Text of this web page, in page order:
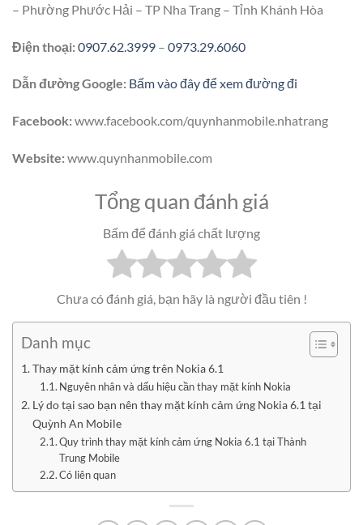
– Phường Phước Hải – TP Nha Trang – Tỉnh Khánh Hòa
Điện thoại:0907.62.3999 – 0973.29.6060
Dẫn đường Google: Bấm vào đây để xem đường đi
Facebook:www.facebook.com/quynhanmobile.nhatrang
Website:www.quynhanmobile.com
Tổng quan đánh giá
Bấm để đánh giá chất lượng
Chưa có đánh giá, bạn hãy là người đầu tiên !
Danh mục
Thay mặt kính cảm ứng trên Nokia 6.1
Nguyên nhân và dấu hiệu cần thay mặt kính Nokia
Lý do tại sao bạn nên thay mặt kính cảm ứng Nokia 6.1 tại
Quỳnh An Mobile
Quy trình thay mặt kính cảm ứng Nokia 6.1 tại Thành
Trung Mobile
Có liên quan